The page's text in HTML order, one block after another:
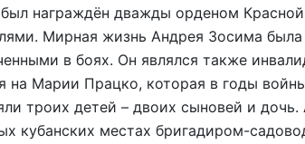
награждён дважды орденом
Мирная жизнь Андрея Зосима
в боях. Он являлся также
на Марии Працко, которая в годы
троих детей – двоих сыновей и
кубанских местах бригадиром-